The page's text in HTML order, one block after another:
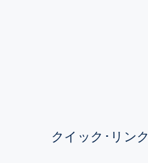
クイック･リンク